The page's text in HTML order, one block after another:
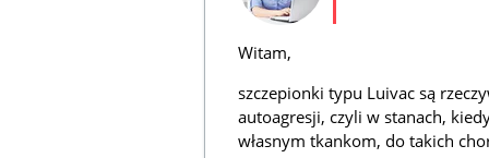
Witam,
szczepionki typu Luivac są
autoagresji, czyli w stanach,
własnym tkankom, do takich